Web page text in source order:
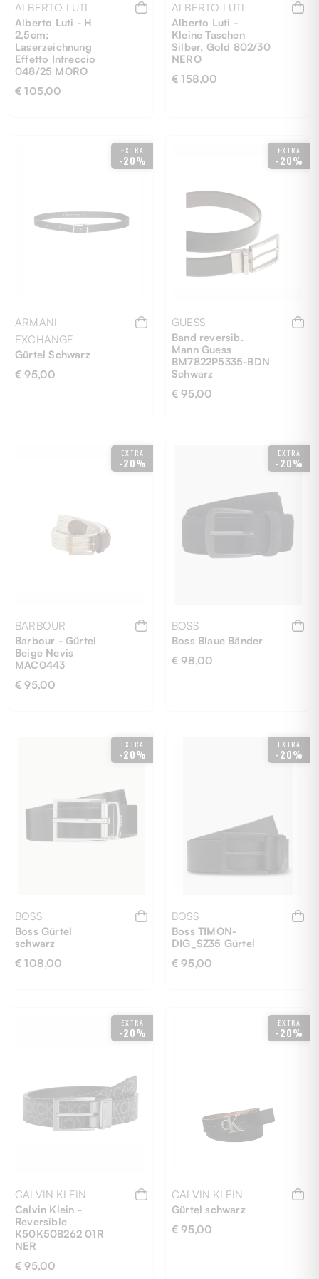
ALBERTO LUTI
Alberto Luti - H
2,5cm;
Laserzeichnung
Effetto Intreccio
048/25 MORO
€ 105,00
ALBERTO LUTI
Alberto Luti -
Kleine Taschen
Silber, Gold 802/30
NERO
€ 158,00
EXTRA
-20%
ARMANI
EXCHANGE
Gürtel Schwarz
€ 95,00
EXTRA
-20%
GUESS
Band reversib.
Mann Guess
BM7822P5335-BDN
Schwarz
€ 95,00
EXTRA
-20%
BARBOUR
Barbour - Gürtel
Beige Nevis
MAC0443
€ 95,00
EXTRA
-20%
BOSS
Boss Blaue Bänder
€ 98,00
EXTRA
-20%
BOSS
Boss Gürtel
schwarz
€ 108,00
EXTRA
-20%
BOSS
Boss TIMON-
DIG_SZ35 Gürtel
€ 95,00
EXTRA
-20%
CALVIN KLEIN
Calvin Klein -
Reversible
K50K508262 01R
NER
€ 95,00
EXTRA
-20%
CALVIN KLEIN
Gürtel schwarz
€ 95,00